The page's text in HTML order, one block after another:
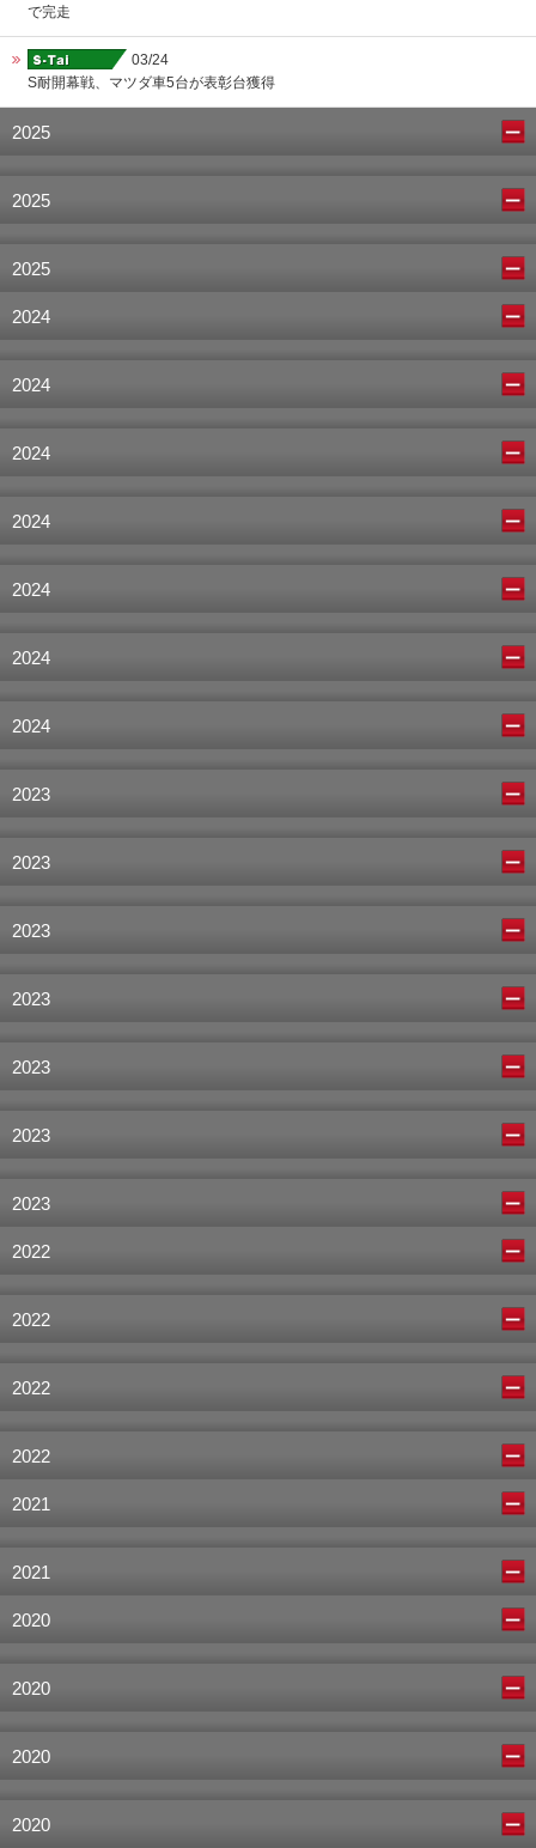
で完走
03/24
S耐開幕戦、マツダ車5台が表彰台獲得
2025
2025
2025
2024
2024
2024
2024
2024
2024
2024
2023
2023
2023
2023
2023
2023
2023
2022
2022
2022
2022
2021
2021
2020
2020
2020
2020